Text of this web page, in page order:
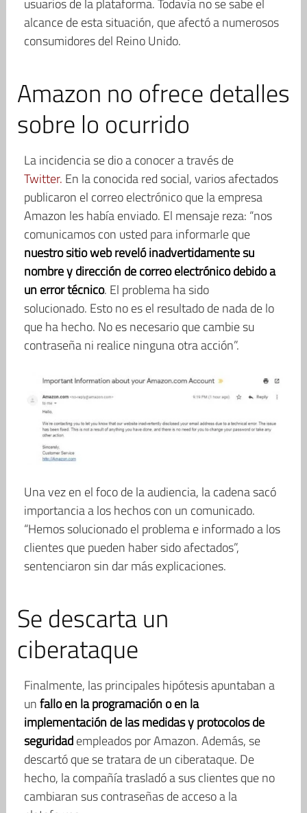
alcance de esta situación, que afectó a numerosos
consumidores del Reino Unido.
Amazon no ofrece detalles
sobre lo ocurrido
La incidencia se dio a conocer a través de
Twitter. En la conocida red social, varios afectados
publicaron el correo electrónico que la empresa
Amazon les había enviado. El mensaje reza: “nos
comunicamos con usted para informarle que
nuestro sitio web reveló inadvertidamente su
nombre y dirección de correo electrónico debido a
un error técnico. El problema ha sido
solucionado. Esto no es el resultado de nada de lo
que ha hecho. No es necesario que cambie su
contraseña ni realice ninguna otra acción”.
Una vez en el foco de la audiencia, la cadena sacó
importancia a los hechos con un comunicado.
“Hemos solucionado el problema e informado a los
clientes que pueden haber sido afectados”,
sentenciaron sin dar más explicaciones.
Se descarta un
ciberataque
Finalmente, las principales hipótesis apuntaban a
unfallo en la programación o en la
implementación de las medidas y protocolos de
seguridadempleados por Amazon. Además, se
descartó que se tratara de un ciberataque. De
hecho, la compañía trasladó a sus clientes que no
cambiaran sus contraseñas de acceso a la